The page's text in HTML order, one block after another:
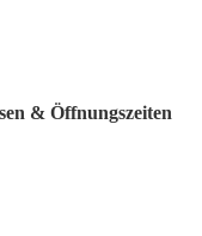
& Öffnungszeiten